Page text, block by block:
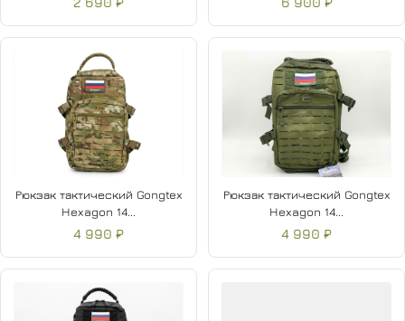
Рюкзак тактический Gongtex
Hexagon 14...
4 990 ₽
Рюкзак тактический Gongtex
Hexagon 14...
4 990 ₽